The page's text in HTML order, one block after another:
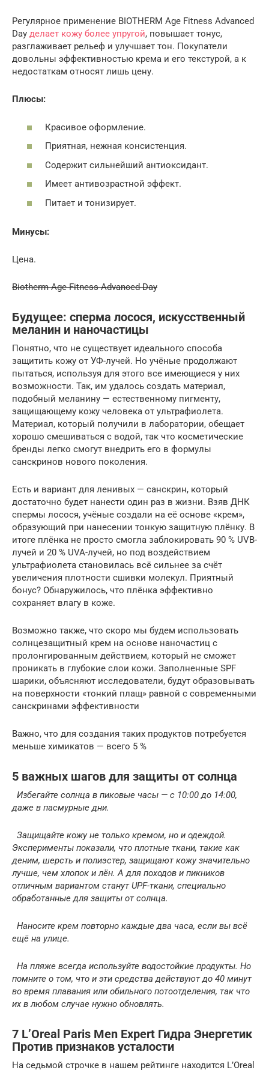
Регулярное применение BIOTHERM Age Fitness Advanced
Day делает кожу более упругой, повышает тонус,
разглаживает рельеф и улучшает тон. Покупатели
довольны эффективностью крема и его текстурой, а к
недостаткам относят лишь цену.
Плюсы:
Красивое оформление.
Приятная, нежная консистенция.
Содержит сильнейший антиоксидант.
Имеет антивозрастной эффект.
Питает и тонизирует.
Минусы:
Цена.
Biotherm Age Fitness Advanced Day
Будущее: сперма лосося, искусственный
меланин и наночастицы
Понятно, что не существует идеального способа
защитить кожу от УФ-лучей. Но учёные продолжают
пытаться, используя для этого все имеющиеся у них
возможности. Так, им удалось создать материал,
подобный меланину — естественному пигменту,
защищающему кожу человека от ультрафиолета.
Материал, который получили в лаборатории, обещает
хорошо смешиваться с водой, так что косметические
бренды легко смогут внедрить его в формулы
санскринов нового поколения.
Есть и вариант для ленивых — санскрин, который
достаточно будет нанести один раз в жизни. Взяв ДНК
спермы лосося, учёные создали на её основе «крем»,
образующий при нанесении тонкую защитную плёнку. В
итоге плёнка не просто смогла заблокировать 90 % UVB-
лучей и 20 % UVA-лучей, но под воздействием
ультрафиолета становилась всё сильнее за счёт
увеличения плотности сшивки молекул. Приятный
бонус? Обнаружилось, что плёнка эффективно
сохраняет влагу в коже.
Возможно также, что скоро мы будем использовать
солнцезащитный крем на основе наночастиц с
пролонгированным действием, который не сможет
проникать в глубокие слои кожи. Заполненные SPF
шарики, объясняют исследователи, будут образовывать
на поверхности «тонкий плащ» равной с современными
санскринами эффективности
Важно, что для создания таких продуктов потребуется
меньше химикатов — всего 5 %
5 важных шагов для защиты от солнца
Избегайте солнца в пиковые часы — с 10:00 до 14:00,
даже в пасмурные дни.
Защищайте кожу не только кремом, но и одеждой.
Эксперименты показали, что плотные ткани, такие как
деним, шерсть и полиэстер, защищают кожу значительно
лучше, чем хлопок и лён. А для походов и пикников
отличным вариантом станут UPF-ткани, специально
обработанные для защиты от солнца.
Наносите крем повторно каждые два часа, если вы всё
ещё на улице.
На пляже всегда используйте водостойкие продукты. Но
помните о том, что и эти средства действуютдо 40 минут
во время плавания или обильного потоотделения, так что
их в любом случае нужно обновлять.
7 L’Oreal Paris Men Expert Гидра Энергетик
Против признаков усталости
На седьмой строчке в нашем рейтинге находится L’Oreal